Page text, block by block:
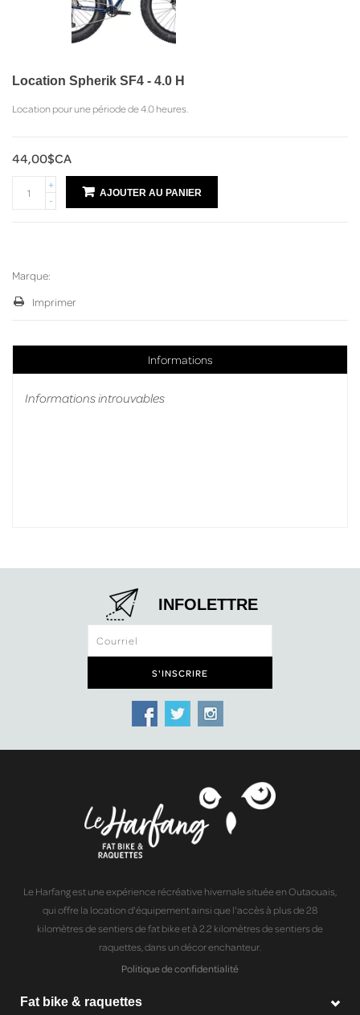
Location Spherik SF4 - 4.0 H
Location pour une période de 4.0 heures.
44,00$CA
+
-
AJOUTER AU PANIER
Marque:
Imprimer
Informations
Informations introuvables
INFOLETTRE
Le Harfang est une expérience récréative hivernale située en Outaouais,
qui offre la location d'équipement ainsi que l'accès à plus de 28
kilomètres de sentiers de fat bike et à 2.2 kilomètres de sentiers de
raquettes, dans un décor enchanteur.
Politique de confidentialité
Fat bike & raquettes